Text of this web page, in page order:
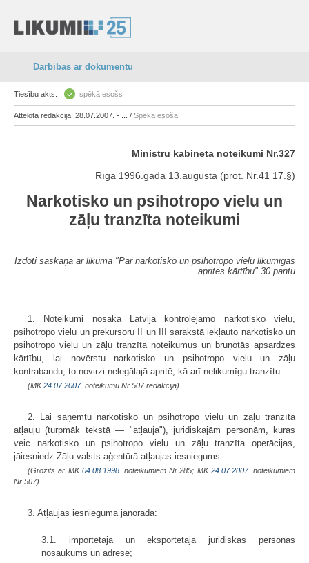
Darbības ar dokumentu
Tiesību akts: spēkā esošs
Attēlotā redakcija: 28.07.2007. - ... / Spēkā esošā
Ministru kabineta noteikumi Nr.327
Rīgā 1996.gada 13.augustā (prot. Nr.41 17.§)
Narkotisko un psihotropo vielu un
zāļu tranzīta noteikumi
Izdoti saskaņā ar likuma "Par narkotisko un psihotropo vielu likumīgās
aprites kārtību" 30.pantu
1. Noteikumi nosaka Latvijā kontrolējamo narkotisko vielu,
psihotropo vielu un prekursoru II un III sarakstā iekļauto narkotisko un
psihotropo vielu un zāļu tranzīta noteikumus un bruņotās apsardzes
kārtību, lai novērstu narkotisko un psihotropo vielu un zāļu
kontrabandu, to novirzi nelegālajā apritē, kā arī nelikumīgu tranzītu.
(MK24.07.2007. noteikumu Nr.507 redakcijā)
2. Lai saņemtu narkotisko un psihotropo vielu un zāļu tranzīta
atļauju (turpmāk tekstā — "atļauja"), juridiskajām personām, kuras
veic narkotisko un psihotropo vielu un zāļu tranzīta operācijas,
jāiesniedz Zāļu valsts aģentūrā atļaujas iesniegums.
(Grozīts ar MK 04.08.1998. noteikumiem Nr.285; MK 24.07.2007. noteikumiem
Nr.507)
3. Atļaujas iesniegumā jānorāda:
3.1. importētāja un eksportētāja juridiskās personas
nosaukums un adrese;